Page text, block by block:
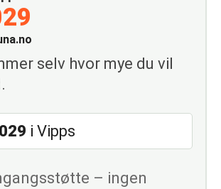
selv hvor mye du vil
i Vipps
– ingen